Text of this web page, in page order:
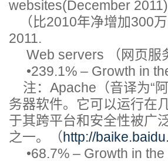
websites(December
（比2010年净增加300
2011.
Web servers （网页服
•239.1% – Growth in
注：Apache（音译为“
务器软件。它可以运行在
于其跨平台和安全性被广
之一。（http://
•68.7% – Growth in the